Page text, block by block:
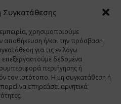
Συγκατάθεσης
χρησιμοποιούμε
αποθήκευση ή/και την πρόσβαση
για τις εν λόγω
επεξεργαστούμε δεδομένα
περιήγησης ή
τον ιστότοπο. Η μη συγκατάθεση ή
να επηρεάσει αρνητικά
© Χαραμή Α.Ε.
• www.YO.gr
• www.eLearning-
www.Charami-SA.gr